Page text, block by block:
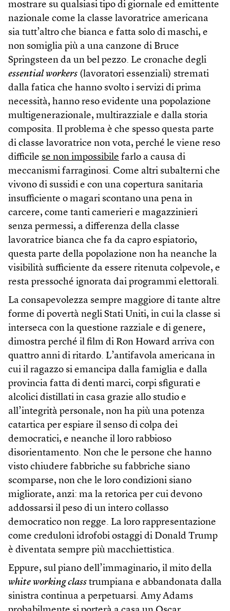
mostrare su qualsiasi tipo di giornale ed emittente
nazionale come la classe lavoratrice americana
sia tutt’altro che bianca e fatta solo di maschi, e
non somiglia più a una canzone di Bruce
Springsteen da un bel pezzo. Le cronache degli
essential workers (lavoratori essenziali) stremati
dalla fatica che hanno svolto i servizi di prima
necessità, hanno reso evidente una popolazione
multigenerazionale, multirazziale e dalla storia
composita. Il problema è che spesso questa parte
di classe lavoratrice non vota, perché le viene reso
difficile se non impossibile farlo a causa di
meccanismi farraginosi. Come altri subalterni che
vivono di sussidi e con una copertura sanitaria
insufficiente o magari scontano una pena in
carcere, come tanti camerieri e magazzinieri
senza permessi, a differenza della classe
lavoratrice bianca che fa da capro espiatorio,
questa parte della popolazione non ha neanche la
visibilità sufficiente da essere ritenuta colpevole, e
resta pressoché ignorata dai programmi elettorali.
La consapevolezza sempre maggiore di tante altre
forme di povertà negli Stati Uniti, in cui la classe si
interseca con la questione razziale e di genere,
dimostra perché il film di Ron Howard arriva con
quattro anni di ritardo. L’antifavola americana in
cui il ragazzo si emancipa dalla famiglia e dalla
provincia fatta di denti marci, corpi sfigurati e
alcolici distillati in casa grazie allo studio e
all’integrità personale, non ha più una potenza
catartica per espiare il senso di colpa dei
democratici, e neanche il loro rabbioso
disorientamento. Non che le persone che hanno
visto chiudere fabbriche su fabbriche siano
scomparse, non che le loro condizioni siano
migliorate, anzi: ma la retorica per cui devono
addossarsi il peso di un intero collasso
democratico non regge. La loro rappresentazione
come creduloni idrofobi ostaggi di Donald Trump
è diventata sempre più macchiettistica.
Eppure, sul piano dell’immaginario, il mito della
white working class trumpiana e abbandonata dalla
sinistra continua a perpetuarsi. Amy Adams